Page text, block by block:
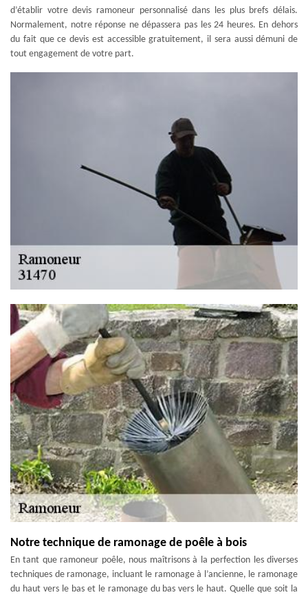
d’établir votre devis ramoneur personnalisé dans les plus brefs délais.
Normalement, notre réponse ne dépassera pas les 24 heures. En dehors
du fait que ce devis est accessible gratuitement, il sera aussi démuni de
tout engagement de votre part.
Notre technique de ramonage de poêle à bois
En tant que ramoneur poêle, nous maîtrisons à la perfection les diverses
techniques de ramonage, incluant le ramonage à l’ancienne, le ramonage
du haut vers le bas et le ramonage du bas vers le haut. Quelle que soit la